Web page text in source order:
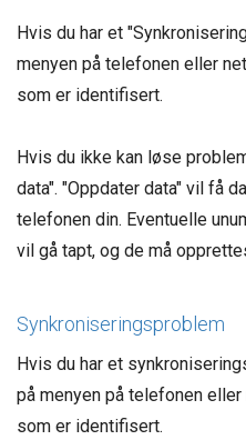
Hvis du har et
menyen på telefonen eller
som er identifisert.
Hvis du ikke kan løse
data". "Oppdater data" vil få
telefonen din. Eventuelle
vil gå tapt, og de må
Synkroniseringsproblem
Hvis du har et
på menyen på telefonen
som er identifisert.